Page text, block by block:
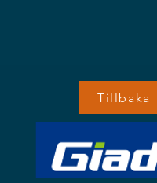
Tillbaka